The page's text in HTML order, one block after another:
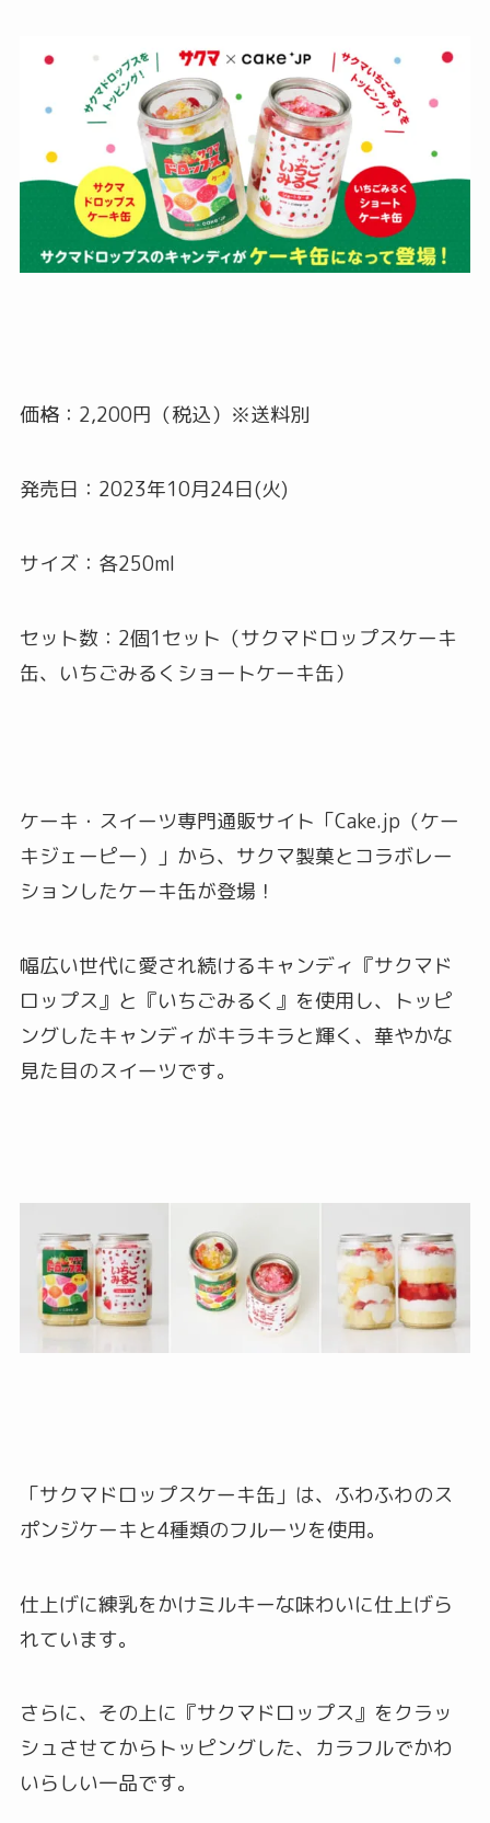
価格：2,200円（税込）※送料別
発売日：2023年10月24日(火)
サイズ：各250ml
セット数：2個1セット（サクマドロップスケーキ
缶、いちごみるくショートケーキ缶）
ケーキ・スイーツ専門通販サイト「Cake.jp（ケー
キジェーピー）」から、サクマ製菓とコラボレー
ションしたケーキ缶が登場！
幅広い世代に愛され続けるキャンディ『サクマド
ロップス』と『いちごみるく』を使用し、トッピ
ングしたキャンディがキラキラと輝く、華やかな
見た目のスイーツです。
「サクマドロップスケーキ缶」は、ふわふわのス
ポンジケーキと4種類のフルーツを使用。
仕上げに練乳をかけミルキーな味わいに仕上げら
れています。
さらに、その上に『サクマドロップス』をクラッ
シュさせてからトッピングした、カラフルでかわ
いらしい一品です。